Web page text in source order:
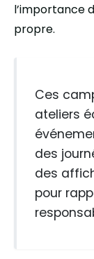
l’importance
propre.
Ces
ateliers
des
des
pour